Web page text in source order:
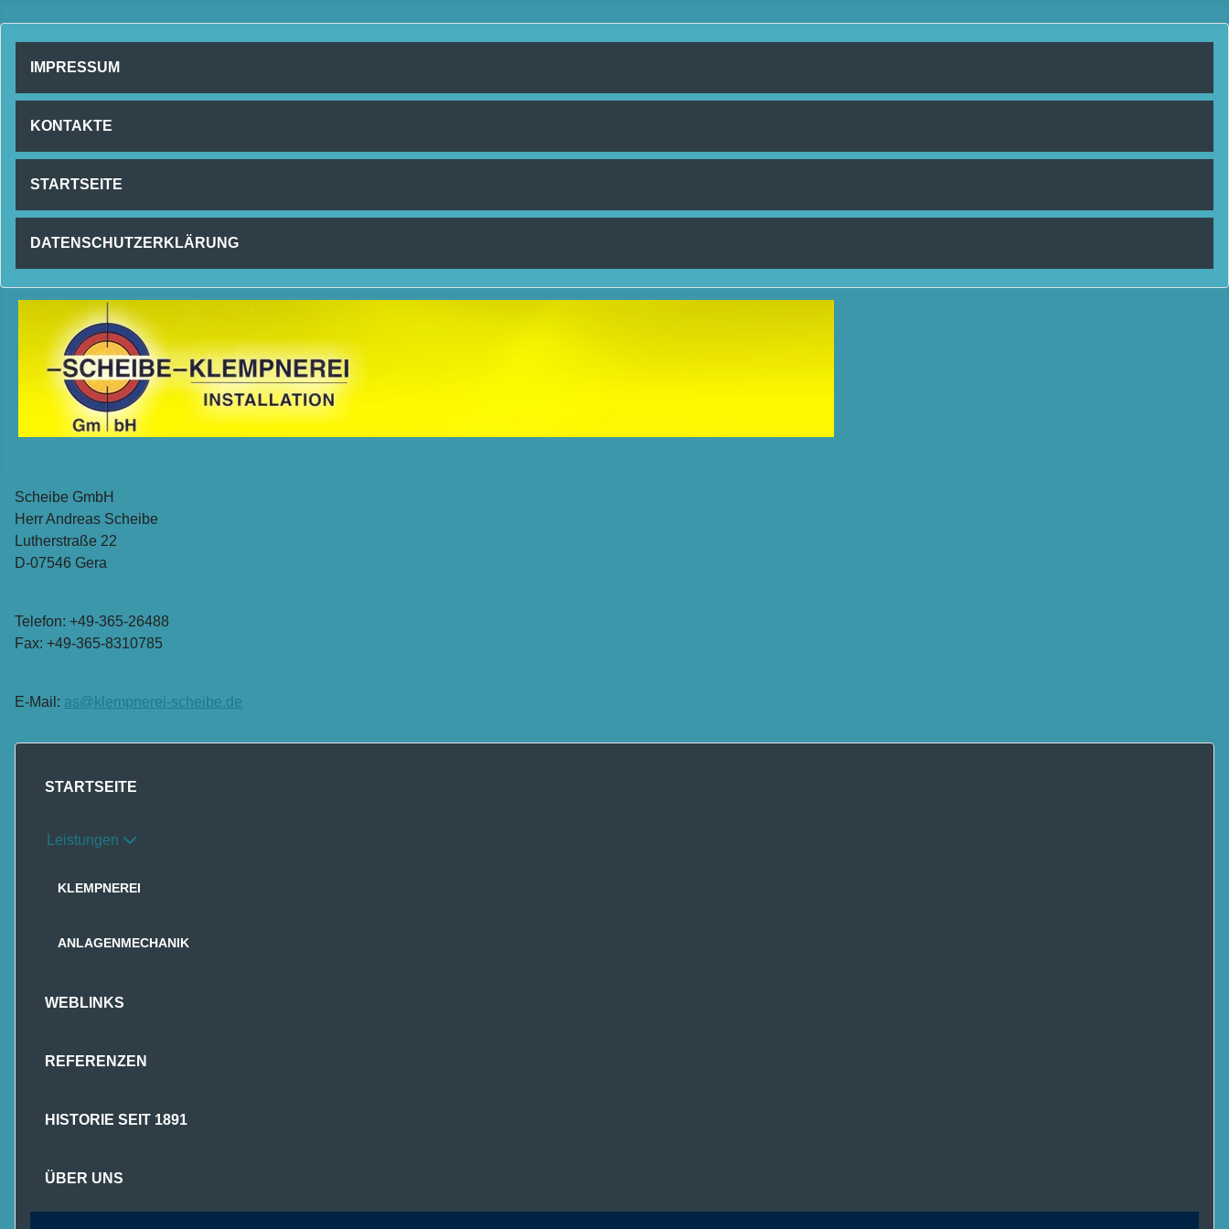
IMPRESSUM
KONTAKTE
STARTSEITE
DATENSCHUTZERKLÄRUNG
Scheibe GmbH
Herr Andreas Scheibe
Lutherstraße 22
D-07546 Gera
Telefon: +49-365-26488
Fax: +49-365-8310785
E-Mail: as@klempnerei-scheibe.de
STARTSEITE
Leistungen
KLEMPNEREI
ANLAGENMECHANIK
WEBLINKS
REFERENZEN
HISTORIE SEIT 1891
ÜBER UNS